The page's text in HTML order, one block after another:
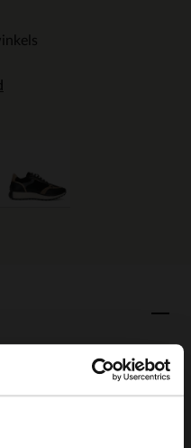
suède details